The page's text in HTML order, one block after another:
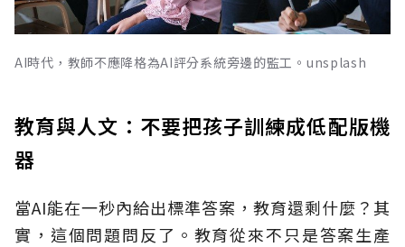
AI時代，教師不應降格為AI評分系統旁邊的監工。unsplash
教育與人文：不要把孩子訓練成低配版機
器
當AI能在一秒內給出標準答案，教育還剩什麼？其
實，這個問題問反了。教育從來不只是答案生產